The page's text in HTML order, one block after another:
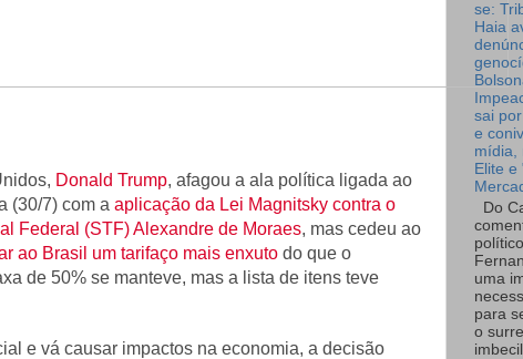
Donald Trump, afagou a ala política ligada ao
(30/7) com a aplicação da Lei Magnitsky contra o
Federal (STF) Alexandre de Moraes, mas cedeu ao
ao Brasil um tarifaço mais enxuto do que o
de 50% se manteve, mas a lista de itens teve
e vá causar impactos na economia, a decisão
se:
Haia
sai
e
mídia,
Elite e
Do
uma
para
o